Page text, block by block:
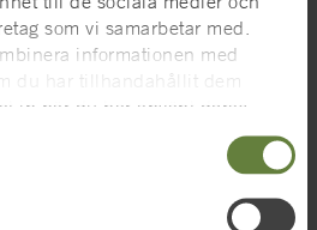
som vi samarbetar med.
informationen med
du har tillhandahållit dem
in när du har använt deras
maritima museer,
och Sjöhistoriska museet.